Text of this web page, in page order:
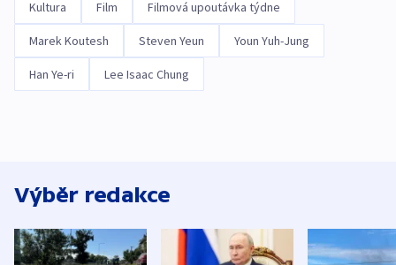
Kultura Film Filmová upoutávka týdne
Marek Koutesh Steven Yeun Youn Yuh-Jung
Han Ye-ri Lee Isaac Chung
Výběr redakce